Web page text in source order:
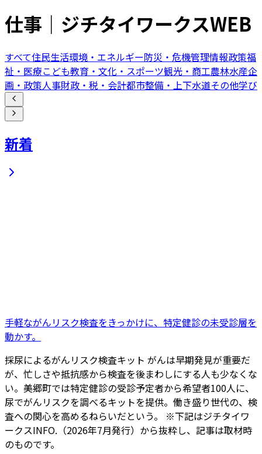
仕事｜ジチタイワークスWEB
すべて住民生活環境・エネルギー防災・危機管理情報政策福
祉・医療こども教育・文化・スポーツ観光・商工農林水産企
画・政策人事財政・税・会計都市整備・上下水道その他学び
新着
手軽ながんリスク検査をきっかけに、特定健診の未受診層を
動かす。
採尿によるがんリスク検査キット がんは早期発見が重要だ
が、忙しさや抵抗感から検査を後まわしにする人も少なくな
い。美郷町では特定健診の受診予定者から希望者100人に、
尿でがんリスクを調べるキットを提供。働き盛り世代の、検
査への関心を高めるねらいだという。 ※下記はジチタイワ
ークスINFO.（2026年7月発行）から抜粋し、記事は取材時
のものです。